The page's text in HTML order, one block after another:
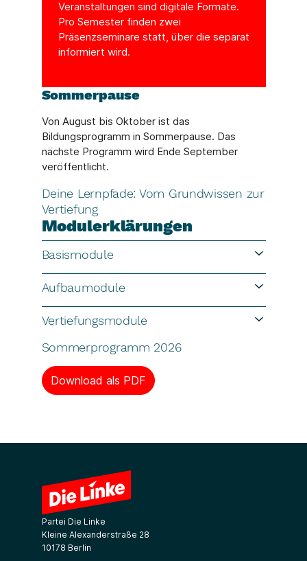
Veranstaltungen sind digitale Formate.
Pro Semester finden zwei
Präsenzseminare statt, über die separat
informiert wird.
Sommerpause
Von August bis Oktober ist das
Bildungsprogramm in Sommerpause. Das
nächste Programm wird Ende September
veröffentlicht.
Deine Lernpfade: Vom Grundwissen zur
Vertiefung
Modulerklärungen
Basismodule
Aufbaumodule
Vertiefungsmodule
Sommerprogramm 2026
Download als PDF
Partei Die Linke
Kleine Alexanderstraße 28
10178 Berlin